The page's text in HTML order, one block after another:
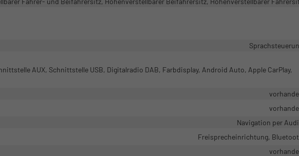
AUX, Schnittstelle USB, Digitalradio DAB, Farbdisplay, Android Auto, Apple CarPlay,
Navigation per
Freisprecheinrichtung,